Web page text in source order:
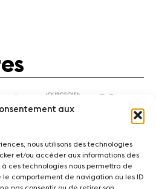
aux
nous utilisons des technologies
et/ou accéder aux informations des
ces technologies nous permettra de
comportement de navigation ou les ID
Bénévoles Médiation